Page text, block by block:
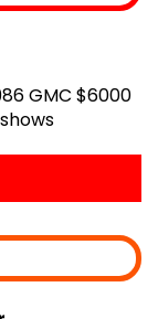
GMC $6000